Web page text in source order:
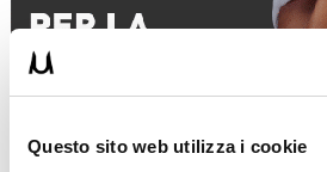
Questo sito web utilizza i cookie